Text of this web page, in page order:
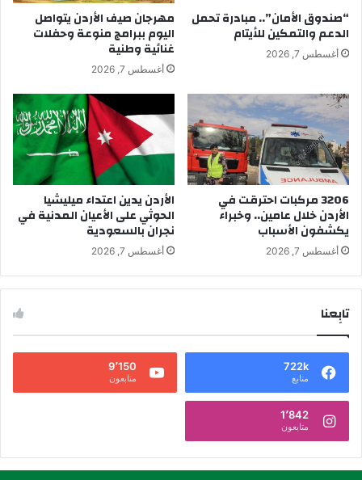
“صندوق الأمان”.. مبادرة تحمل
الدعم والتمكين للأيتام
أغسطس 7, 2026
مهرجان صيف الأردن يتواصل
اليوم ببرامج منوعة وحفلات
غنائية وطنية
أغسطس 7, 2026
3206 مركبات احترقت في
الأردن خلال عامين.. وخبراء
يكشفون الأسباب
أغسطس 7, 2026
الأردن يدين اعتداء ميليشيا
الحوثي على الأعيان المدنية في
نجران بالسعودية
أغسطس 7, 2026
تابِعنا
722k
متابع
9٬150
متابعون
1٬842
متابعون